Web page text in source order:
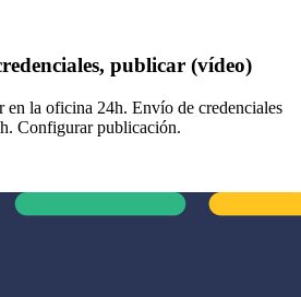
publicar (vídeo)
en la oficina 24h. Envío de credenciales
Configurar publicación.